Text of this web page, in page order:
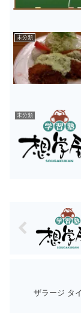
未分類
未分類
ザラージ タ